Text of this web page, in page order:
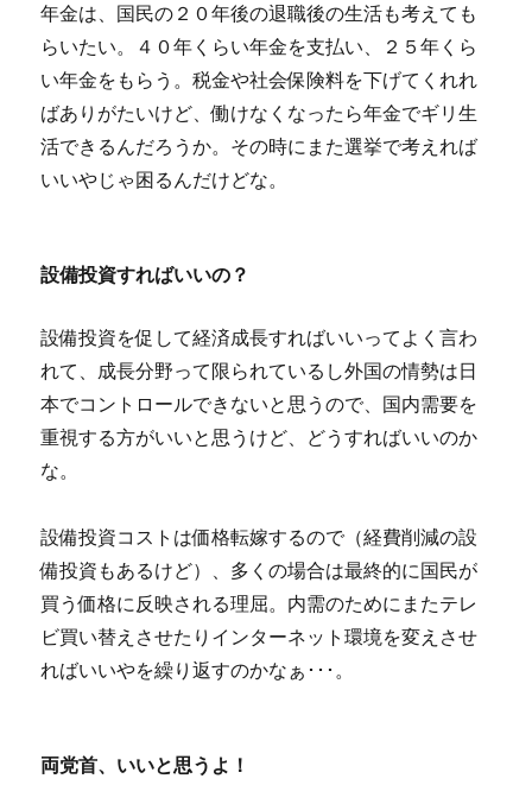
年金は、国民の２０年後の退職後の生活も考えても
らいたい。４０年くらい年金を支払い、２５年くら
い年金をもらう。税金や社会保険料を下げてくれれ
ばありがたいけど、働けなくなったら年金でギリ生
活できるんだろうか。その時にまた選挙で考えれば
いいやじゃ困るんだけどな。
設備投資すればいいの？
設備投資を促して経済成長すればいいってよく言わ
れて、成長分野って限られているし外国の情勢は日
本でコントロールできないと思うので、国内需要を
重視する方がいいと思うけど、どうすればいいのか
な。
設備投資コストは価格転嫁するので（経費削減の設
備投資もあるけど）、多くの場合は最終的に国民が
買う価格に反映される理屈。内需のためにまたテレ
ビ買い替えさせたりインターネット環境を変えさせ
ればいいやを繰り返すのかなぁ･･･。
両党首、いいと思うよ！